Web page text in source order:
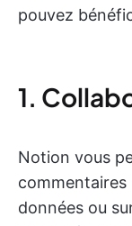
pouvez
1.
Notion vous
commentaires
données ou